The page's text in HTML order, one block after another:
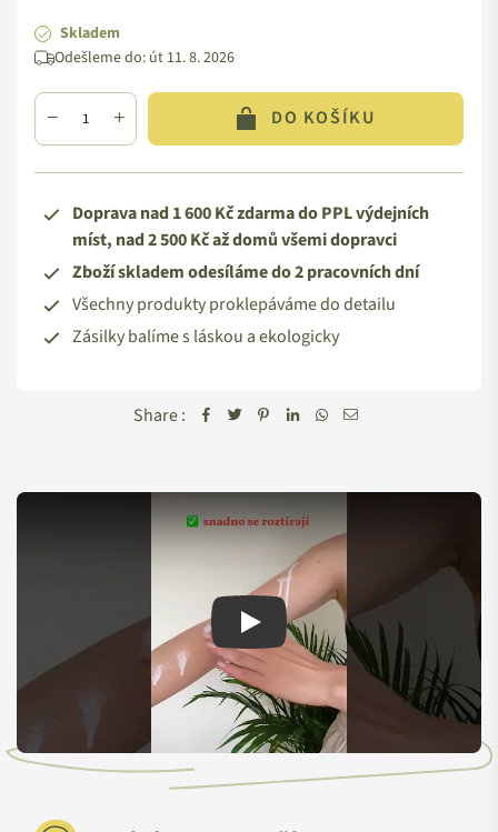
Skladem
Odešleme do: út 11. 8. 2026
DO KOŠÍKU
Doprava nad 1 600 Kč zdarma do PPL výdejních
míst, nad 2 500 Kč až domů všemi dopravci
Zboží skladem odesíláme do 2 pracovních dní
Všechny produkty proklepáváme do detailu
Zásilky balíme s láskou a ekologicky
Share :
Play